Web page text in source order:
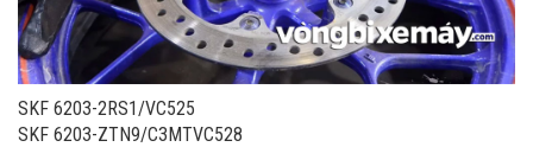
SKF 6203-2RS1/VC525
SKF 6203-ZTN9/C3MTVC528